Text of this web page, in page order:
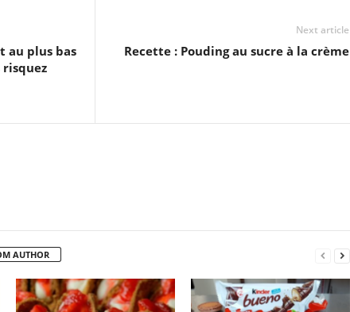
au plus bas
risquez
Next article
Recette : Pouding au sucre à la crème
AUTHOR